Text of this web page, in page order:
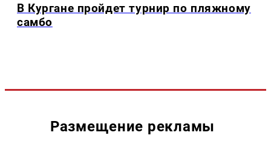
В Кургане пройдет турнир по пляжному
самбо
Размещение рекламы